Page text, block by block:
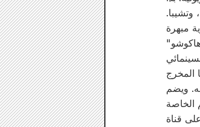
وتشيبا.
المخرج
ويضم
الخاصة